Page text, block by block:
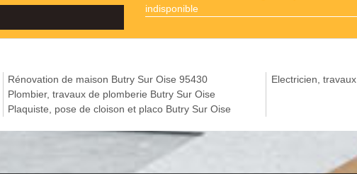
indisponible
Rénovation de maison Butry Sur Oise 95430
Plombier, travaux de plomberie Butry Sur Oise
Plaquiste, pose de cloison et placo Butry Sur Oise
Electricien,